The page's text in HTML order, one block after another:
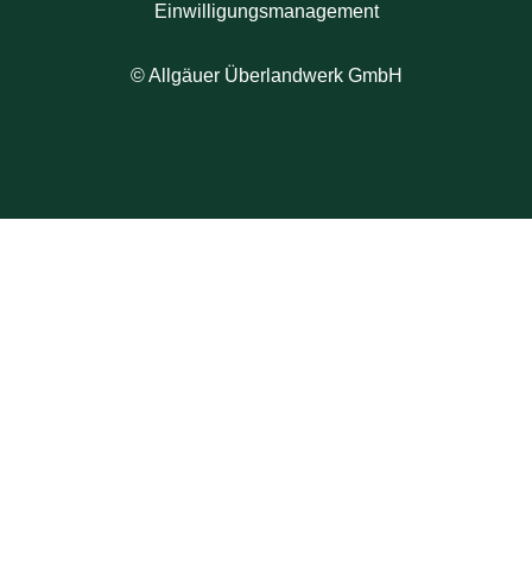
Einwilligungsmanagement
© Allgäuer Überlandwerk GmbH